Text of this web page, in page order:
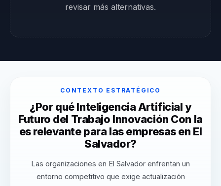
revisar más alternativas.
CONTEXTO ESTRATÉGICO
¿Por qué Inteligencia Artificial y
Futuro del Trabajo Innovación Con Ia
es relevante para las empresas en El
Salvador?
Las organizaciones en El Salvador enfrentan un
entorno competitivo que exige actualización